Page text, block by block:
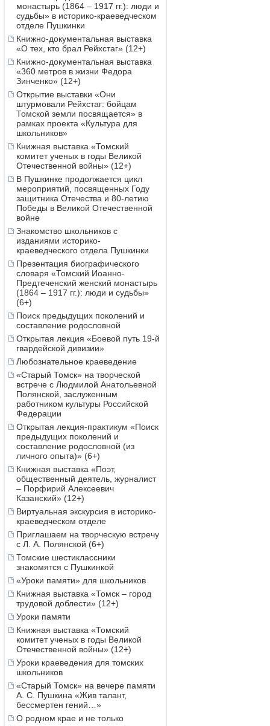
монастырь (1864 – 1917 гг.): люди и
судьбы» в историко-краеведческом
отделе Пушкинки
Книжно-документальная выставка
«О тех, кто брал Рейхстаг» (12+)
Книжно-документальная выставка
«360 метров в жизни Федора
Зинченко» (12+)
Открытие выставки «Они
штурмовали Рейхстаг: бойцам
Томской земли посвящается» в
рамках проекта «Культура для
школьников»
Книжная выставка «Томский
комитет ученых в годы Великой
Отечественной войны» (12+)
В Пушкинке продолжается цикл
мероприятий, посвященных Году
защитника Отечества и 80-летию
Победы в Великой Отечественной
войне
Знакомство школьников с
изданиями историко-
краеведческого отдела Пушкинки
Презентация биографического
словаря «Томский Иоанно-
Предтеченский женский монастырь
(1864 – 1917 гг.): люди и судьбы»
(6+)
Поиск предыдущих поколений и
составление родословной
Открытая лекция «Боевой путь 19-й
гвардейской дивизии»
Любознательное краеведение
«Старый Томск» на творческой
встрече с Людмилой Анатольевной
Полянской, заслуженным
работником культуры Российской
Федерации
Открытая лекция-практикум «Поиск
предыдущих поколений и
составление родословной (из
личного опыта)» (6+)
Книжная выставка «Поэт,
общественный деятель, журналист
– Порфирий Алексеевич
Казанский» (12+)
Виртуальная экскурсия в историко-
краеведческом отделе
Приглашаем на творческую встречу
с Л. А. Полянской (6+)
Томские шестиклассники
знакомятся с Пушкинкой
«Уроки памяти» для школьников
Книжная выставка «Томск – город
трудовой доблести» (12+)
Уроки памяти
Книжная выставка «Томский
комитет ученых в годы Великой
Отечественной войны» (12+)
Уроки краеведения для томских
школьников
«Старый Томск» на вечере памяти
А. С. Пушкина «Жив талант,
бессмертен гений…»
О родном крае и не только